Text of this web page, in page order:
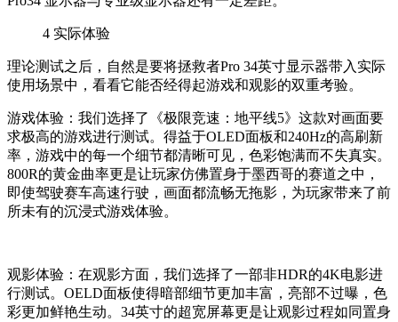
4 实际体验
理论测试之后，自然是要将拯救者Pro 34英寸显示器带入实际
使用场景中，看看它能否经得起游戏和观影的双重考验。
游戏体验：我们选择了《极限竞速：地平线5》这款对画面要
求极高的游戏进行测试。得益于OLED面板和240Hz的高刷新
率，游戏中的每一个细节都清晰可见，色彩饱满而不失真实。
800R的黄金曲率更是让玩家仿佛置身于墨西哥的赛道之中，
即使驾驶赛车高速行驶，画面都流畅无拖影，为玩家带来了前
所未有的沉浸式游戏体验。
观影体验：在观影方面，我们选择了一部非HDR的4K电影进
行测试。OELD面板使得暗部细节更加丰富，亮部不过曝，色
彩更加鲜艳生动。34英寸的超宽屏幕更是让观影过程如同置身